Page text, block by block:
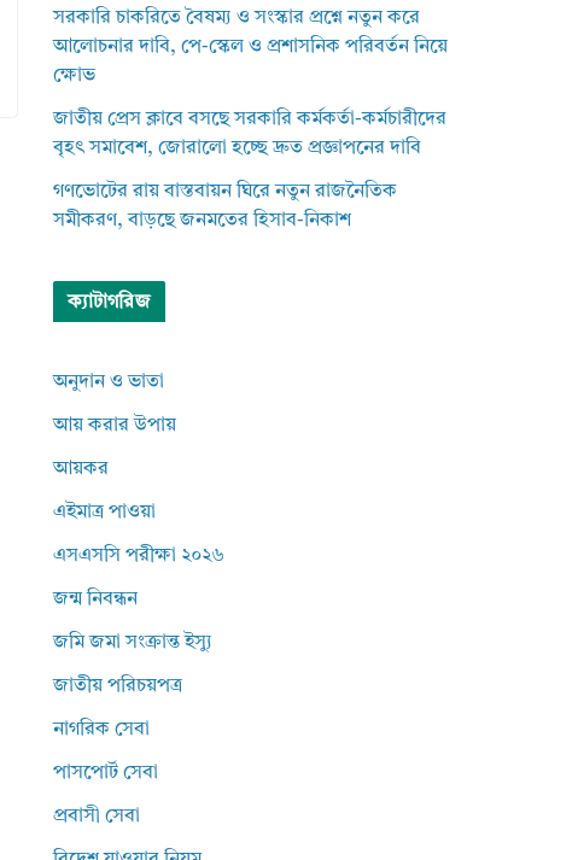
সরকারি চাকরিতে বৈষম্য ও সংস্কার প্রশ্নে নতুন করে
আলোচনার দাবি, পে-স্কেল ও প্রশাসনিক পরিবর্তন নিয়ে
ক্ষোভ
জাতীয় প্রেস ক্লাবে বসছে সরকারি কর্মকর্তা-কর্মচারীদের
বৃহৎ সমাবেশ, জোরালো হচ্ছে দ্রুত প্রজ্ঞাপনের দাবি
গণভোটের রায় বাস্তবায়ন ঘিরে নতুন রাজনৈতিক
সমীকরণ, বাড়ছে জনমতের হিসাব-নিকাশ
ক্যাটাগরিজ
অনুদান ও ভাতা
আয় করার উপায়
আয়কর
এইমাত্র পাওয়া
এসএসসি পরীক্ষা ২০২৬
জন্ম নিবন্ধন
জমি জমা সংক্রান্ত ইস্যু
জাতীয় পরিচয়পত্র
নাগরিক সেবা
পাসপোর্ট সেবা
প্রবাসী সেবা